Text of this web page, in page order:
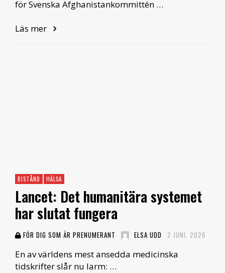
för Svenska Afghanistankommittén …
Läs mer
BISTÅND HÄLSA
Lancet: Det humanitära systemet
har slutat fungera
FÖR DIG SOM ÄR PRENUMERANT ELSA UDD 2 JUNI, 2026
En av världens mest ansedda medicinska
tidskrifter slår nu larm: …